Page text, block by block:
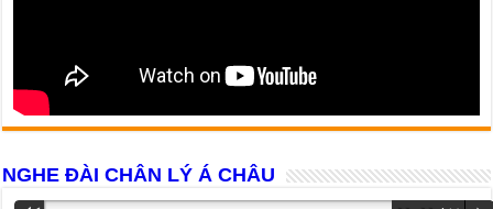
NGHE ĐÀI CHÂN LÝ Á CHÂU